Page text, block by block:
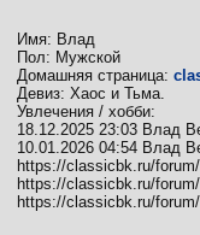
Имя: Влад
Пол: Мужской
Домашняя страница:
Девиз: Хаос и Тьма.
Увлечения / хобби:
18.12.2025 23:03 Влад
10.01.2026 04:54 Влад
https://classicbk.ru/
https://classicbk.ru/
https://classicbk.ru/